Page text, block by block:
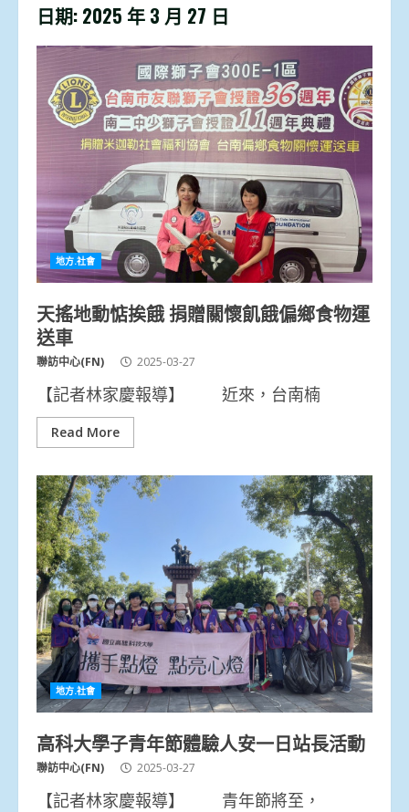
日期: 2025 年 3 月 27 日
地方.社會
天搖地動惦挨餓 捐贈關懷飢餓偏鄉食物運
送車
聯訪中心(FN) 2025-03-27
【記者林家慶報導】 近來，台南楠
Read More
地方.社會
高科大學子青年節體驗人安一日站長活動
聯訪中心(FN) 2025-03-27
【記者林家慶報導】 青年節將至，